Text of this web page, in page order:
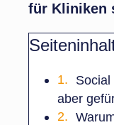
für Kliniken
Social
aber